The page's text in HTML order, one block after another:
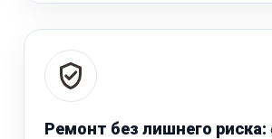
Ремонт без лишнего риска: